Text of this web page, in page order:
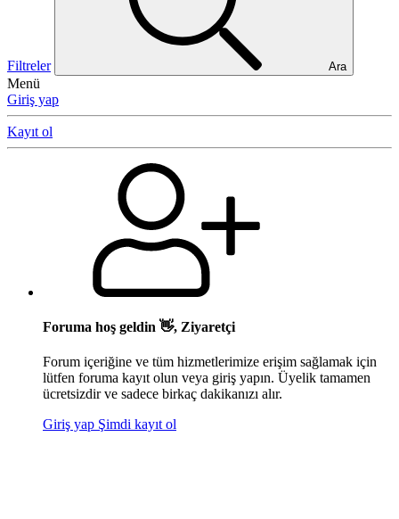
Filtreler Ara
Menü
Giriş yap
Kayıt ol
Foruma hoş geldin 👋, Ziyaretçi
Forum içeriğine ve tüm hizmetlerimize erişim sağlamak için
lütfen foruma kayıt olun veya giriş yapın. Üyelik tamamen
ücretsizdir ve sadece birkaç dakikanızı alır.
Giriş yap Şimdi kayıt ol